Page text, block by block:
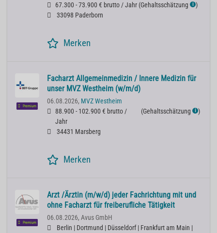
67.300 - 73.900 € brutto / Jahr (Gehaltsschätzung ℹ )
33098 Paderborn
Merken
Premium
Facharzt Allgemeinmedizin / Innere Medizin für
unser MVZ Westheim (w/m/d)
06.08.2026, MVZ Westheim
88.900 - 102.900 € brutto /
Jahr
(Gehaltsschätzung ℹ )
34431 Marsberg
Merken
Premium
Arzt /Ärztin (m/w/d) jeder Fachrichtung mit und
ohne Facharzt für freiberufliche Tätigkeit
06.08.2026, Avus GmbH
Berlin | Dortmund | Düsseldorf | Frankfurt am Main |